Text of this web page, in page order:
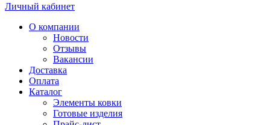
Личный кабинет
О компании
Новости
Отзывы
Вакансии
Доставка
Оплата
Каталог
Элементы ковки
Готовые изделия